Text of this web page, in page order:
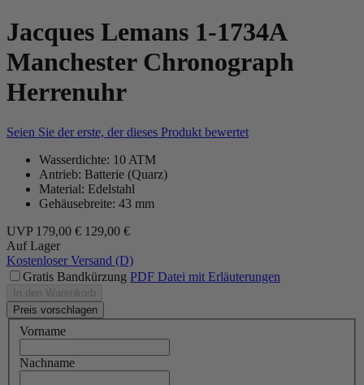
Jacques Lemans 1-1734A
Manchester Chronograph
Herrenuhr
Seien Sie der erste, der dieses Produkt bewertet
Wasserdichte: 10 ATM
Antrieb: Batterie (Quarz)
Material: Edelstahl
Gehäusebreite: 43 mm
UVP 179,00 € 129,00 €
Auf Lager
Kostenloser Versand (D)
Gratis Bandkürzung PDF Datei mit Erläuterungen
In den Warenkorb
Preis vorschlagen
Vorname
Nachname